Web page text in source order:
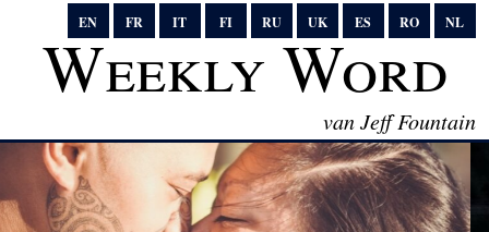
EN FR IT FI RU UK ES RO NL
Weekly Word
van Jeff Fountain